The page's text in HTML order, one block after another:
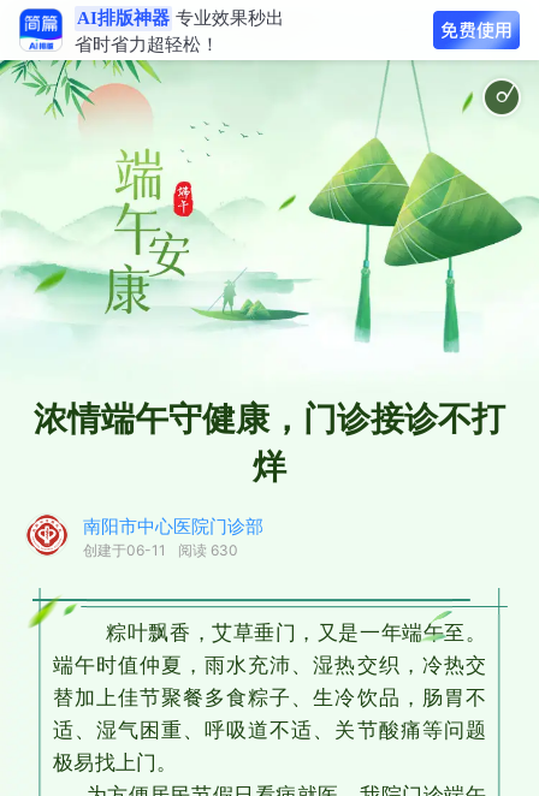
AI排版神器 专业效果秒出
省时省力超轻松！
古风唯美抒情 梦
浓情端午守健康，门诊接诊不打
烊
南阳市中心医院门诊部
创建于06-11 阅读 630
粽叶飘香，艾草垂门，又是一年端午至。
端午时值仲夏，雨水充沛、湿热交织，冷热交
替加上佳节聚餐多食粽子、生冷饮品，肠胃不
适、湿气困重、呼吸道不适、关节酸痛等问题
极易找上门。